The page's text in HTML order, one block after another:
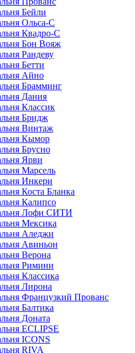
Бейли
Ольса-С
Квадро-С
Бон Вояж
Рандеву
Бетти
Айно
Брамминг
Дания
Классик
Бридж
Винтаж
Кымор
Брусно
Ярви
Марсель
Инкери
Коста Бланка
Калипсо
Лофи СИТИ
Мексика
Аледжи
Авиньон
Верона
Римини
Классика
Лирона
Французкий Прованс
Балтика
Доната
ECLIPSE
ICONS
RIVA